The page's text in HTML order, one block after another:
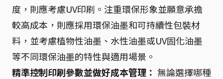
度，則應考慮UV印刷。注重環保形象並願意承擔
較高成本，則應採用環保油墨和可持續性包裝材
料，並考慮植物性油墨、水性油墨或UV固化油墨
等不同環保油墨的特性與適用場景。
精準控制印刷參數並做好成本管理： 無論選擇哪種